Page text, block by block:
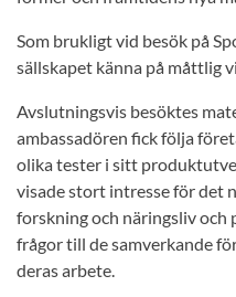
Som brukligt vid besök på
sällskapet känna på måttlig
Avslutningsvis besöktes
ambassadören fick följa
olika tester i sitt
visade stort intresse för det
forskning och näringsliv och
frågor till de samverkande
deras arbete.